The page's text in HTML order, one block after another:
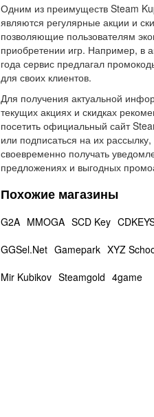
Одним из преимуществ Steam
являются регулярные акции и
позволяющие пользователям
приобретении игр. Например, в
года сервис предлагал
для своих клиентов.
Для получения актуальной
текущих акциях и скидках
посетить официальный сайт
или подписаться на их рассылку,
своевременно получать
предложениях и выгодных
Похожие магазины
G2A MMOGA SCD Key
GGSel.Net Gamepark XYZ
Mir Kubikov Steamgold 4game